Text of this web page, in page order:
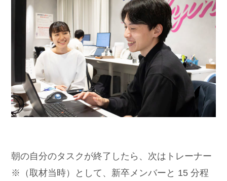
朝の自分のタスクが終了したら、次はトレーナー
※（取材当時）として、新卒メンバーと 15 分程